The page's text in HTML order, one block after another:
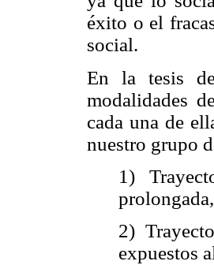
éxito o el
social.
En la tesis
modalidades
cada una de
nuestro grupo
1)
2)
expuestos